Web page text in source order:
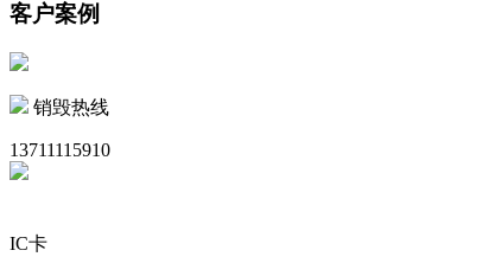
客户案例
销毁热线
13711115910
IC卡